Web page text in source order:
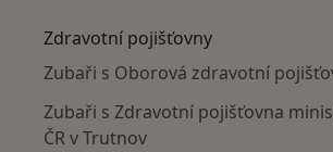
Zdravotní pojišťovny
Zubaři s Oborová zdravotní
Zubaři s Zdravotní pojišťovna
ČR v Trutnov